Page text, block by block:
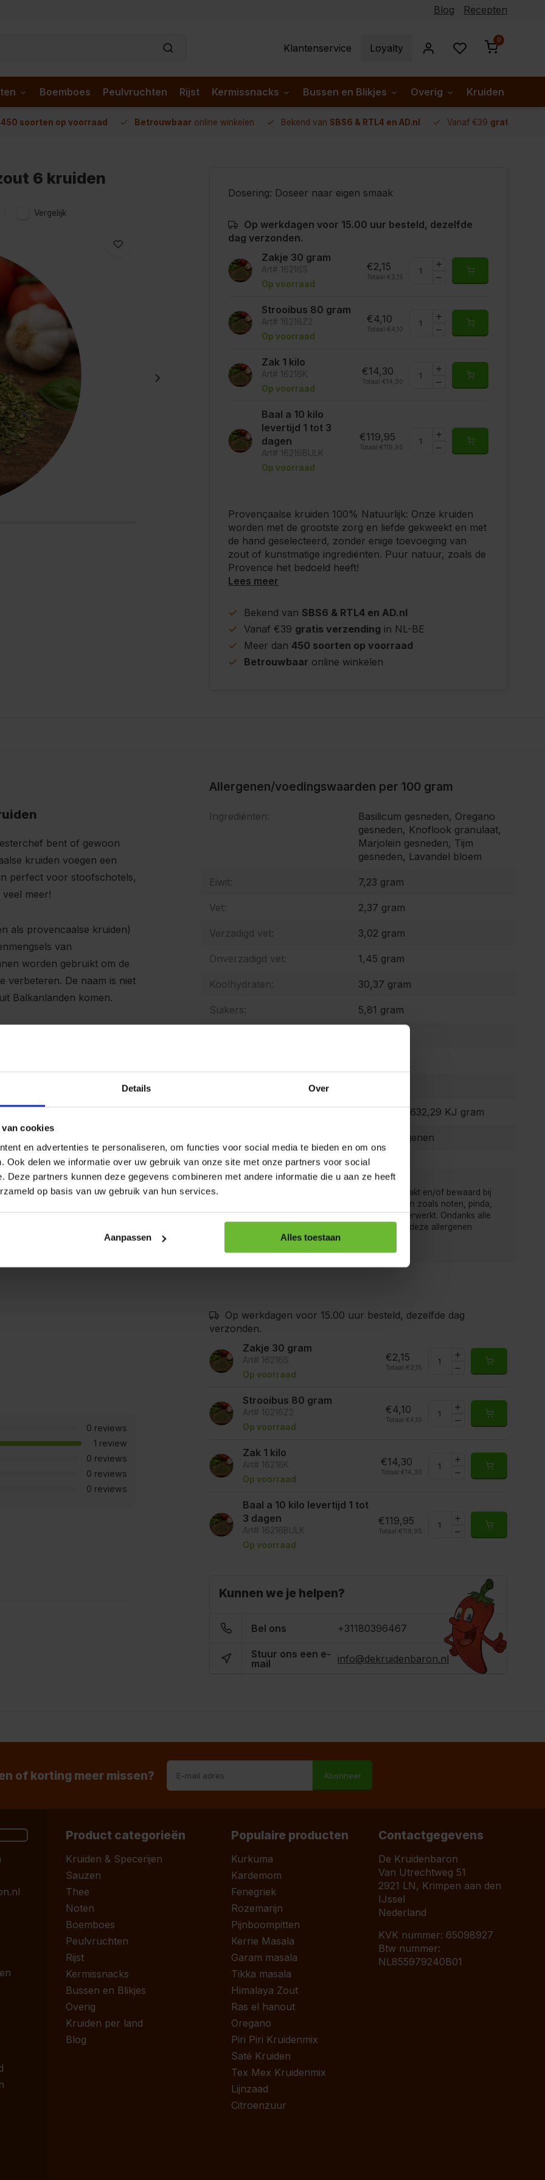
Details Over
cookies
en advertenties te personaliseren, om functies voor social media te bieden en om ons
Ook delen we informatie over uw gebruik van onze site met onze partners voor social
Deze partners kunnen deze gegevens combineren met andere informatie die u aan ze heeft
op basis van uw gebruik van hun services.
Aanpassen Alles toestaan
Blog Recepten
Klantenservice Loyalty
0
Boemboes Peulvruchten Rijst Kermissnacks Bussen en Blikjes Overig Kruiden per
450 soorten op voorraad Betrouwbaar online winkelen Bekend van SBS6 & RTL4 en AD.nl Vanaf €39 gratis
6 kruiden
Vergelijk
Dosering: Doseer naar eigen smaak
Op werkdagen voor 15.00 uur besteld, dezelfde
dag verzonden.
Zakje 30 gram
Art# 16216S
Op voorraad
€2,15
Totaal: €2,15
Strooibus 80 gram
Art# 16216Z2
Op voorraad
€4,10
Totaal: €4,10
Zak 1 kilo
Art# 16216K
Op voorraad
€14,30
Totaal: €14,30
Baal a 10 kilo
levertijd 1 tot 3
dagen
Art# 16216BULK
Op voorraad
€119,95
Totaal: €119,95
Provençaalse kruiden 100% Natuurlijk: Onze kruiden
worden met de grootste zorg en liefde gekweekt en met
de hand geselecteerd, zonder enige toevoeging van
zout of kunstmatige ingrediënten. Puur natuur, zoals de
Provence het bedoeld heeft!
Lees meer
Bekend van SBS6 & RTL4 en AD.nl
Vanaf €39 gratis verzending in NL-BE
Meer dan 450 soorten op voorraad
Betrouwbaar online winkelen
bent of gewoon
kruiden voegen een
perfect voor stoofschotels,
meer!
als provencaalse kruiden)
van
worden gebruikt om de
verbeteren. De naam is niet
Balkanlanden komen.
vast. De basis bestaat uit
verkochte mixen
en/of salie.
laurier, lavas en
en
wijnsaus worden
Verder in
een mediterraan tintje aan
of salades,
te strooien. Verbeterd
0 reviews
1 review
0 reviews
0 reviews
0 reviews
Allergenen/voedingswaarden per 100 gram
Ingrediënten:
Basilicum gesneden, Oregano
gesneden, Knoflook granulaat,
Marjolein gesneden, Tijm
gesneden, Lavandel bloem
Eiwit: 7,23 gram
Vet: 2,37 gram
Verzadigd vet: 3,02 gram
Onverzadigd vet: 1,45 gram
Koolhydraten: 30,37 gram
Suikers: 5,81 gram
151,12 Kcal 632,29 KJ gram
Geen allergenen
De producten van de Kruidenbaron worden verpakt en/of bewaard bij
bedrijven waar men ook producten met allergenen zoals noten, pinda,
mosterd, selderij, gluten, sesam, soja en sulfiet verwerkt. Ondanks alle
goede voorzorgen is het mogelijk dat producten deze allergenen
kunnen bevatten.
Op werkdagen voor 15.00 uur besteld, dezelfde dag
verzonden.
Zakje 30 gram
Art# 16216S
Op voorraad
€2,15
Totaal: €2,15
Strooibus 80 gram
Art# 16216Z2
Op voorraad
€4,10
Totaal: €4,10
Zak 1 kilo
Art# 16216K
Op voorraad
€14,30
Totaal: €14,30
Baal a 10 kilo levertijd 1 tot
3 dagen
Art# 16216BULK
Op voorraad
€119,95
Totaal: €119,95
Kunnen we je helpen?
Bel ons +31180396467
Stuur ons een e-
mail
info@dekruidenbaron.nl
of korting meer missen? Abonneer
Product categorieën
Kruiden & Specerijen
Sauzen
Thee
Noten
Boemboes
Peulvruchten
Rijst
Kermissnacks
Bussen en Blikjes
Overig
Kruiden per land
Blog
Populaire producten
Kurkuma
Kardemom
Fenegriek
Rozemarijn
Pijnboompitten
Kerrie Masala
Garam masala
Tikka masala
Himalaya Zout
Ras el hanout
Oregano
Piri Piri Kruidenmix
Saté Kruiden
Tex Mex Kruidenmix
Lijnzaad
Citroenzuur
Contactgegevens
De Kruidenbaron
Van Utrechtweg 51
2921 LN, Krimpen aan den
IJssel
Nederland
KVK nummer: 65098927
Btw nummer:
NL855979240B01